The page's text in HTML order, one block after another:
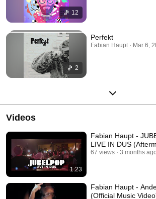
12
2
Perfekt
Fabian Haupt · Mar 6,
Videos
1:23
Fabian Haupt -
LIVE IN DUS
67 views 3 months ago
Fabian Haupt -
(Official Music